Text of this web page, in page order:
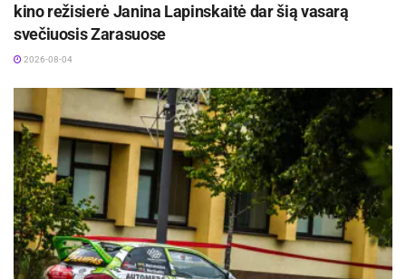
kino režisierė Janina Lapinskaitė dar šią vasarą
svečiuosis Zarasuose
2026-08-04